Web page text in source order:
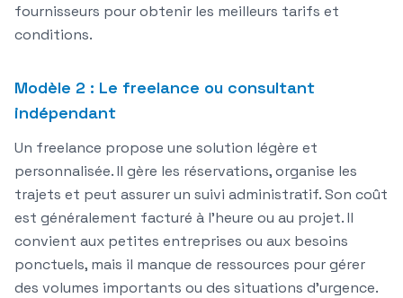
fournisseurs pour obtenir les meilleurs tarifs et
conditions.
Modèle 2 : Le freelance ou consultant
indépendant
Un freelance propose une solution légère et
personnalisée. Il gère les réservations, organise les
trajets et peut assurer un suivi administratif. Son coût
est généralement facturé à l'heure ou au projet. Il
convient aux petites entreprises ou aux besoins
ponctuels, mais il manque de ressources pour gérer
des volumes importants ou des situations d'urgence.